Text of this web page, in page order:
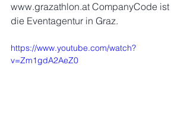
www.grazathlon.at CompanyCode ist
die Eventagentur in Graz.
https://www.youtube.com/watch?
v=Zm1gdA2AeZ0